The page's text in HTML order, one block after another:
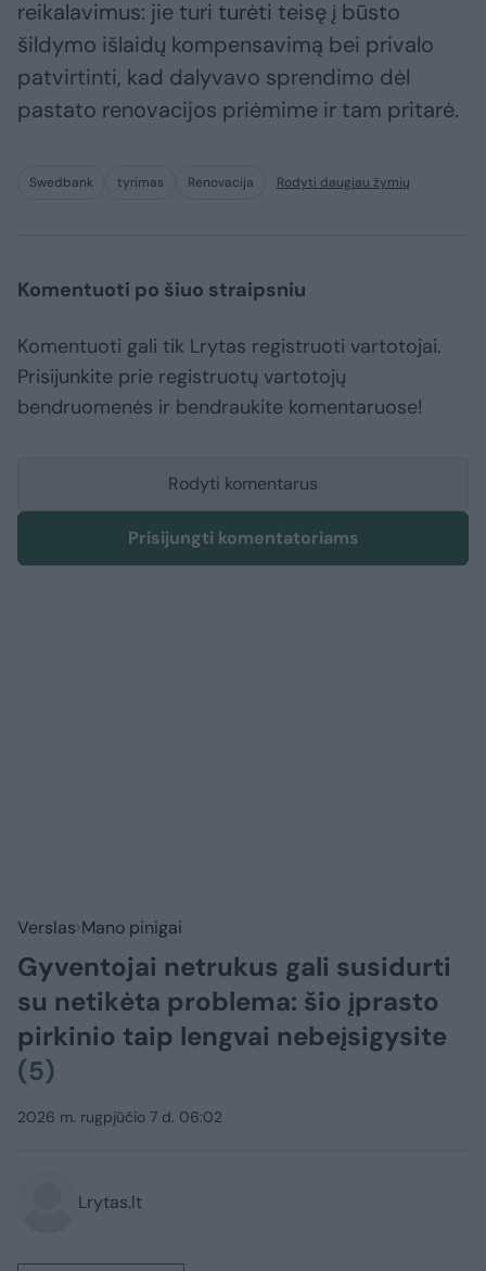
reikalavimus: jie turi turėti teisę į būsto
šildymo išlaidų kompensavimą bei privalo
patvirtinti, kad dalyvavo sprendimo dėl
pastato renovacijos priėmime ir tam pritarė.
Swedbank tyrimas Renovacija Rodyti daugiau žymių
Komentuoti po šiuo straipsniu
Komentuoti gali tik Lrytas registruoti vartotojai.
Prisijunkite prie registruotų vartotojų
bendruomenės ir bendraukite komentaruose!
Rodyti komentarus
Prisijungti komentatoriams
Verslas Mano pinigai
Gyventojai netrukus gali susidurti
su netikėta problema: šio įprasto
pirkinio taip lengvai nebeįsigysite
(5)
2026 m. rugpjūčio 7 d. 06:02
Lrytas.lt